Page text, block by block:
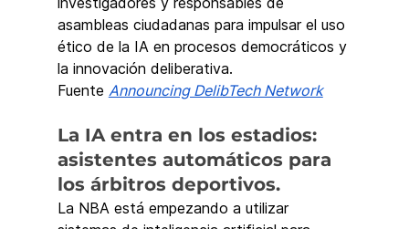
asambleas ciudadanas para impulsar el uso
ético de la IA en procesos democráticos y
la innovación deliberativa.
Fuente Announcing DelibTech Network
La IA entra en los estadios:
asistentes automáticos para
los árbitros deportivos.
La NBA está empezando a utilizar